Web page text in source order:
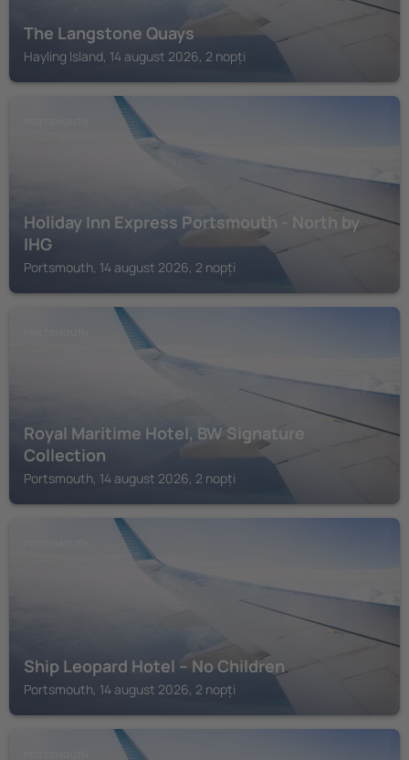
The Langstone Quays
Hayling Island, 14 august 2026, 2 nopți
Holiday Inn Express Portsmouth - North by
IHG
Portsmouth, 14 august 2026, 2 nopți
Royal Maritime Hotel, BW Signature
Collection
Portsmouth, 14 august 2026, 2 nopți
Ship Leopard Hotel – No Children
Portsmouth, 14 august 2026, 2 nopți